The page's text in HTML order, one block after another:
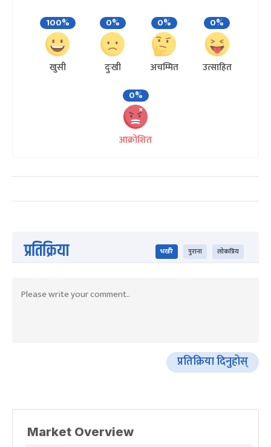
100%
खुसी
0%
दुःखी
0%
अचम्मित
0%
उत्साहित
0%
आक्रोशित
प्रतिक्रिया भर्खरै पुराना लोकप्रिय
प्रतिक्रिया दिनुहोस्